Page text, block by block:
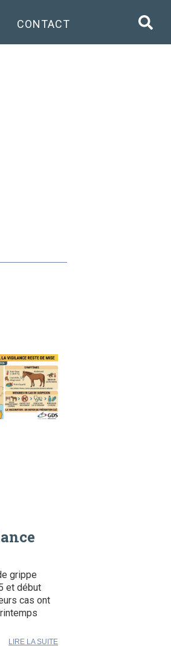
CONTACT
grippe
et début
cas ont
LIRE LA SUITE